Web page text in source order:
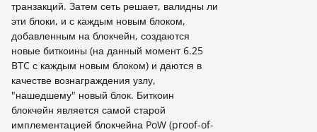
транзакций. Затем сеть решает, валидны ли
эти блоки, и с каждым новым блоком,
добавленным на блокчейн, создаются
новые биткоины (на данный момент 6.25
BTC с каждым новым блоком) и даются в
качестве вознаграждения узлу,
"нашедшему" новый блок. Биткоин
блокчейн является самой старой
имплементацией блокчейна PoW (proof-of-